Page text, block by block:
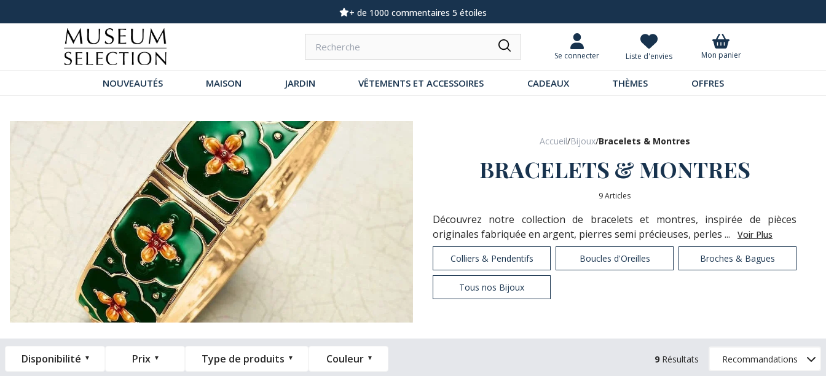
Demandez notre dernier catalogue
Se connecter Liste d'envies Mon panier
NOUVEAUTÉS MAISON JARDIN VÊTEMENTS ET ACCESSOIRES CADEAUX THÈMES OFFRES
Accueil/Bijoux/Bracelets & Montres
BRACELETS & MONTRES
9 Articles
Découvrez notre collection de bracelets et montres, inspirée de pièces
originales fabriquée en argent, pierres semi précieuses, perles ...
Voir Plus
Colliers & Pendentifs Boucles d'Oreilles Broches & Bagues
Tous nos Bijoux
Disponibilité Prix Type de produits Couleur 9 Résultats